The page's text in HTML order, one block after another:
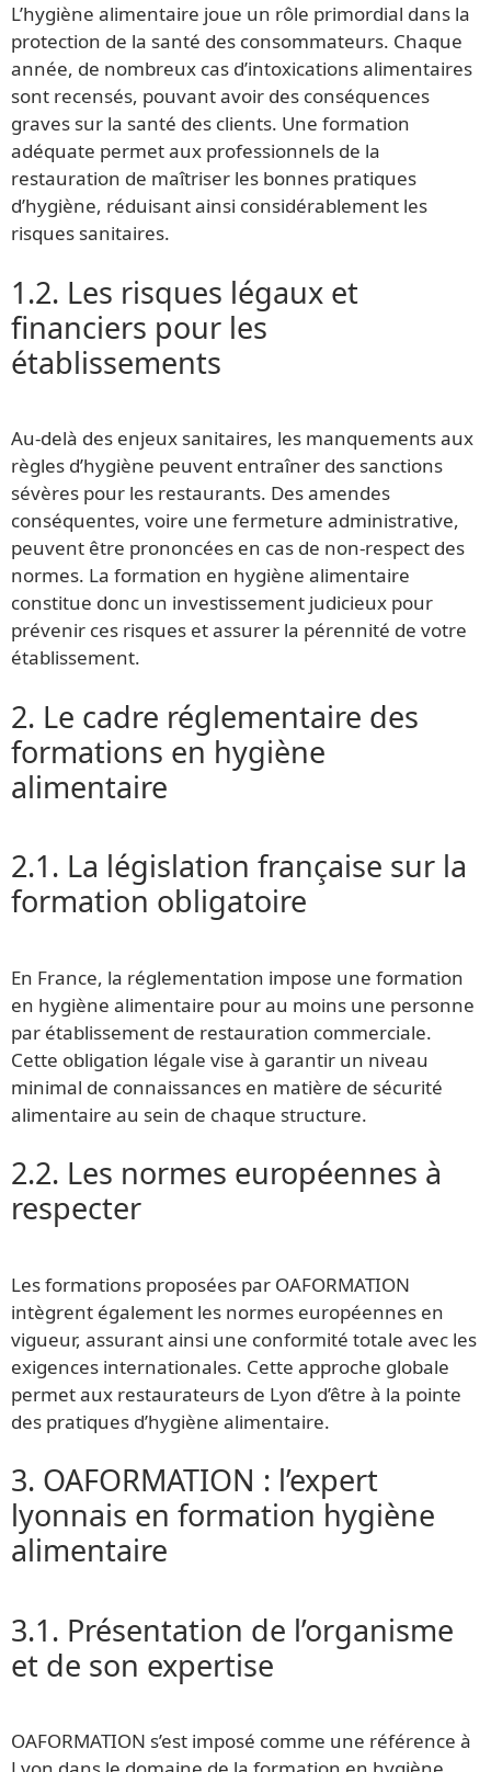
L’hygiène alimentaire joue un rôle primordial dans la
protection de la santé des consommateurs. Chaque
année, de nombreux cas d’intoxications alimentaires
sont recensés, pouvant avoir des conséquences
graves sur la santé des clients. Une formation
adéquate permet aux professionnels de la
restauration de maîtriser les bonnes pratiques
d’hygiène, réduisant ainsi considérablement les
risques sanitaires.
1.2. Les risques légaux et
financiers pour les
établissements
Au-delà des enjeux sanitaires, les manquements aux
règles d’hygiène peuvent entraîner des sanctions
sévères pour les restaurants. Des amendes
conséquentes, voire une fermeture administrative,
peuvent être prononcées en cas de non-respect des
normes. La formation en hygiène alimentaire
constitue donc un investissement judicieux pour
prévenir ces risques et assurer la pérennité de votre
établissement.
2. Le cadre réglementaire des
formations en hygiène
alimentaire
2.1. La législation française sur la
formation obligatoire
En France, la réglementation impose une formation
en hygiène alimentaire pour au moins une personne
par établissement de restauration commerciale.
Cette obligation légale vise à garantir un niveau
minimal de connaissances en matière de sécurité
alimentaire au sein de chaque structure.
2.2. Les normes européennes à
respecter
Les formations proposées par OAFORMATION
intègrent également les normes européennes en
vigueur, assurant ainsi une conformité totale avec les
exigences internationales. Cette approche globale
permet aux restaurateurs de Lyon d’être à la pointe
des pratiques d’hygiène alimentaire.
3. OAFORMATION : l’expert
lyonnais en formation hygiène
alimentaire
3.1. Présentation de l’organisme
et de son expertise
OAFORMATION s’est imposé comme une référence à